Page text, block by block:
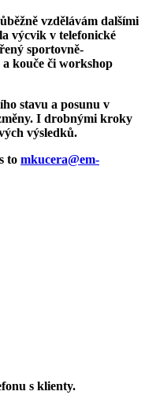
vzdělávám dalšími
výcvik v telefonické
sportovně-
kouče či workshop
stavu a posunu v
I drobnými kroky
výsledků.
to mkucera@em-
s klienty.